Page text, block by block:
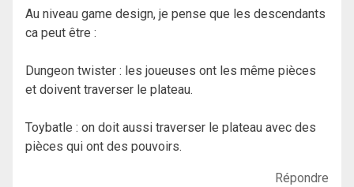
Au niveau game design, je pense que les descendants
ca peut être :
Dungeon twister : les joueuses ont les même pièces
et doivent traverser le plateau.
Toybatle : on doit aussi traverser le plateau avec des
pièces qui ont des pouvoirs.
Répondre